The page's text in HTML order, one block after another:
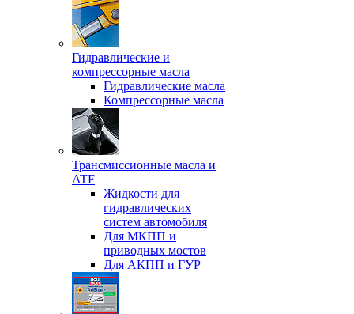
Гидравлические и
компрессорные масла
Гидравлические масла
Компрессорные масла
Трансмиссионные масла и
ATF
Жидкости для
гидравлических
систем автомобиля
Для МКПП и
приводных мостов
Для АКПП и ГУР